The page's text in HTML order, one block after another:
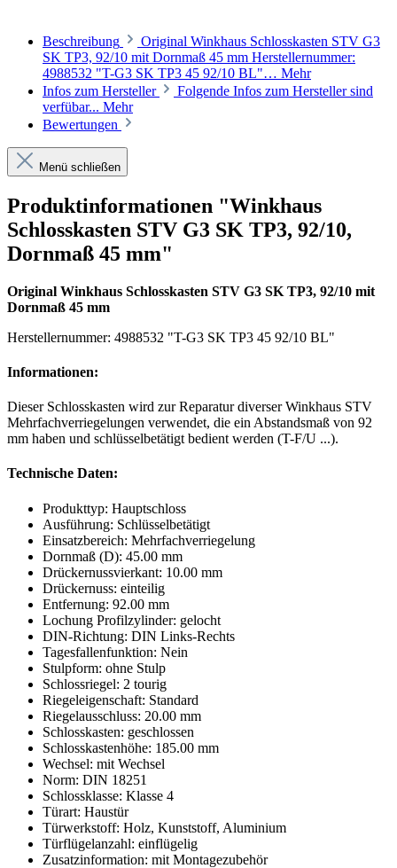
Beschreibung
Original Winkhaus Schlosskasten STV G3
SK TP3, 92/10 mit Dornmaß 45 mm Herstellernummer:
4988532 "T-G3 SK TP3 45 92/10 BL"… Mehr
Infos zum Hersteller
Folgende Infos zum Hersteller sind
verfübar... Mehr
Bewertungen
Menü schließen
Produktinformationen "Winkhaus
Schlosskasten STV G3 SK TP3, 92/10,
Dornmaß 45 mm"
Original Winkhaus Schlosskasten STV G3 SK TP3, 92/10 mit
Dornmaß 45 mm
Herstellernummer: 4988532 "T-G3 SK TP3 45 92/10 BL"
Informationen:
Dieser Schlosskasten wird zur Reparatur diverser Winkhaus STV
Mehrfachverriegelungen verwendet, die ein Abstandsmaß von 92
mm haben und schlüsselbetätigt bedient werden (T-F/U ...).
Technische Daten:
Produkttyp: Hauptschloss
Ausführung: Schlüsselbetätigt
Einsatzbereich: Mehrfachverriegelung
Dornmaß (D): 45.00 mm
Drückernussvierkant: 10.00 mm
Drückernuss: einteilig
Entfernung: 92.00 mm
Lochung Profilzylinder: gelocht
DIN-Richtung: DIN Links-Rechts
Tagesfallenfunktion: Nein
Stulpform: ohne Stulp
Schlossriegel: 2 tourig
Riegeleigenschaft: Standard
Riegelausschluss: 20.00 mm
Schlosskasten: geschlossen
Schlosskastenhöhe: 185.00 mm
Wechsel: mit Wechsel
Norm: DIN 18251
Schlossklasse: Klasse 4
Türart: Haustür
Türwerkstoff: Holz, Kunststoff, Aluminium
Türflügelanzahl: einflügelig
Zusatzinformation: mit Montagezubehör